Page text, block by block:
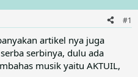
#1
artikel nya juga
serbinya, dulu ada
musik yaitu AKTUIL,